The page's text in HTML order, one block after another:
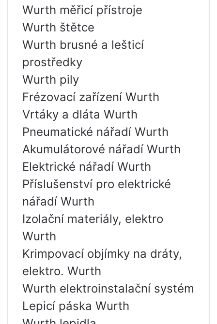
Wurth měřicí přístroje
Wurth štětce
Wurth brusné a lešticí
prostředky
Wurth pily
Frézovací zařízení Wurth
Vrtáky a dláta Wurth
Pneumatické nářadí Wurth
Akumulátorové nářadí Wurth
Elektrické nářadí Wurth
Příslušenství pro elektrické
nářadí Wurth
Izolační materiály, elektro
Wurth
Krimpovací objímky na dráty,
elektro. Wurth
Wurth elektroinstalační systém
Lepicí páska Wurth